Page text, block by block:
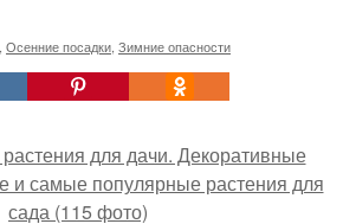
Осенние посадки Зимние опасности